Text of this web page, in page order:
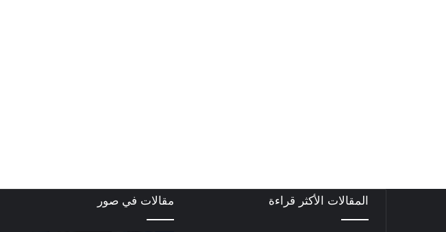
المقالات الأكثر قراءة مقالات في صور